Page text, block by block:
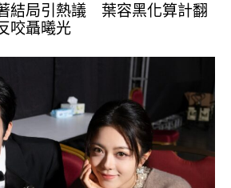
結局引熱議 葉容黑化算計翻
咬聶曦光